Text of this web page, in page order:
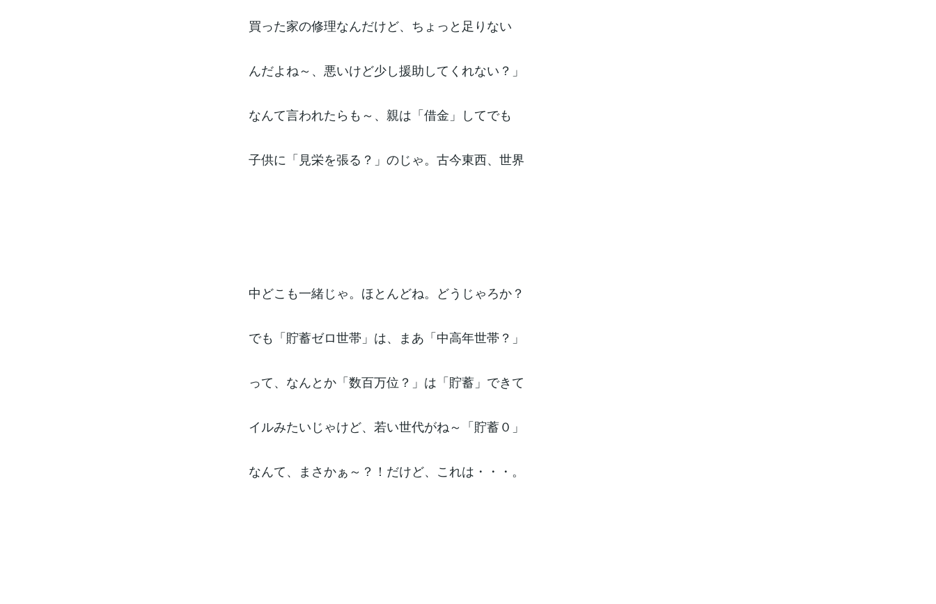
買った家の修理なんだけど、ちょっと足りない
んだよね～、悪いけど少し援助してくれない？」
なんて言われたらも～、親は「借金」してでも
子供に「見栄を張る？」のじゃ。古今東西、世界
中どこも一緒じゃ。ほとんどね。どうじゃろか？
でも「貯蓄ゼロ世帯」は、まあ「中高年世帯？」
って、なんとか「数百万位？」は「貯蓄」できて
イルみたいじゃけど、若い世代がね～「貯蓄０」
なんて、まさかぁ～？！だけど、これは・・・。